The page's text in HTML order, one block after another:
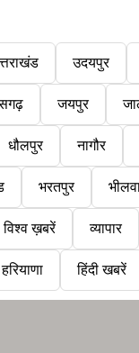
उदयपुर
जयपुर
धौलपुर नागौर
भरतपुर
विश्व ख़बरें व्यापार
हरियाणा हिंदी खबरें